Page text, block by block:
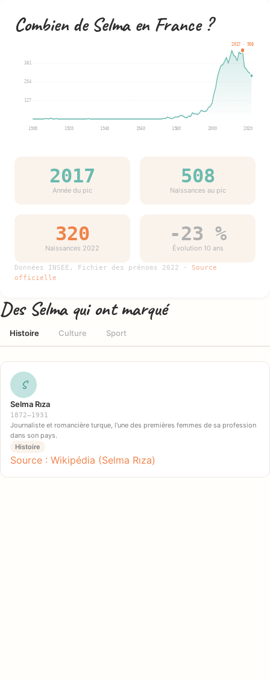
Combien de Selma en France ?
127
254
381
1900 1920 1940 1960 1980 2000 2020
2017 · 508
2017
Année du pic
508
Naissances au pic
320
Naissances 2022
-23 %
Évolution 10 ans
Données INSEE, Fichier des prénoms 2022 · Source
officielle
Des Selma qui ont marqué
Histoire Culture Sport
S
Selma Rıza
1872–1931
Journaliste et romancière turque, l'une des premières femmes de sa profession
dans son pays.
Histoire
Source : Wikipédia (Selma Rıza)